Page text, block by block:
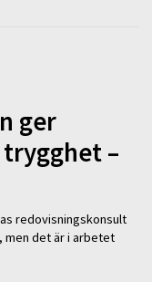
ger
–
redovisningskonsult
men det är i arbetet